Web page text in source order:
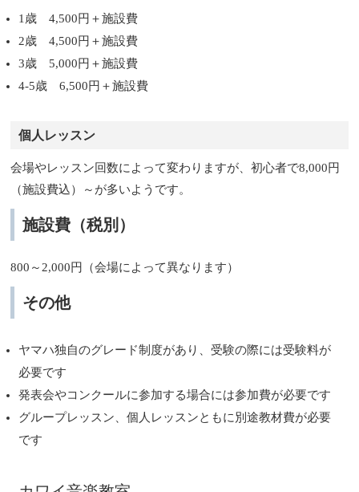
1歳 4,500円＋施設費
2歳 4,500円＋施設費
3歳 5,000円＋施設費
4-5歳 6,500円＋施設費
個人レッスン
会場やレッスン回数によって変わりますが、初心者で8,000円
（施設費込）～が多いようです。
施設費（税別）
800～2,000円（会場によって異なります）
その他
ヤマハ独自のグレード制度があり、受験の際には受験料が
必要です
発表会やコンクールに参加する場合には参加費が必要です
グループレッスン、個人レッスンともに別途教材費が必要
です